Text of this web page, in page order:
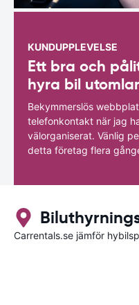
KUNDUPPLEVELSE
Ett bra och
hyra bil
Bekymmerslös
telefonkontakt när jag
välorganiserat. Vänlig
detta företag flera
Carrentals.se jämför